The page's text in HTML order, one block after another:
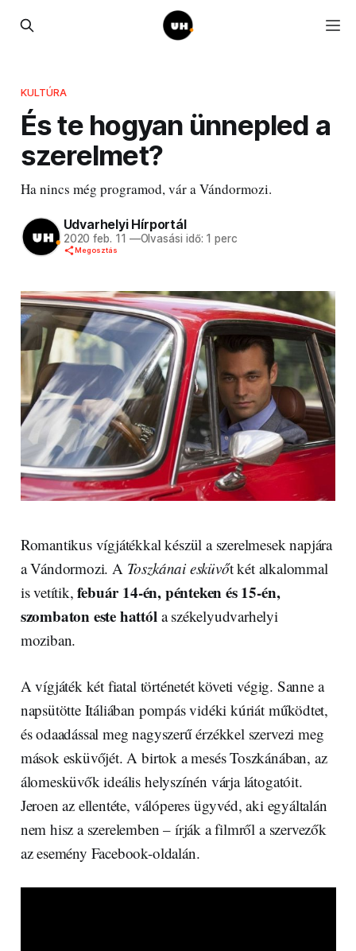
KULTÚRA
És te hogyan ünnepled a
szerelmet?
Ha nincs még programod, vár a Vándormozi.
Udvarhelyi Hírportál
2020 feb. 11 —Olvasási idő: 1 perc
Megosztás
Romantikus vígjátékkal készül a szerelmesek napjára
a Vándormozi. A Toszkánai esküvőt két alkalommal
is vetítik,febuár 14-én, pénteken és 15-én,
szombaton este hattól a székelyudvarhelyi
moziban.
A vígjáték két fiatal történetét követi végig. Sanne a
napsütötte Itáliában pompás vidéki kúriát működtet,
és odaadással meg nagyszerű érzékkel szervezi meg
mások esküvőjét. A birtok a mesés Toszkánában, az
álomesküvők ideális helyszínén várja látogatóit.
Jeroen az ellentéte, válóperes ügyvéd, aki egyáltalán
nem hisz a szerelemben – írják a filmről a szervezők
az esemény Facebook-oldalán.